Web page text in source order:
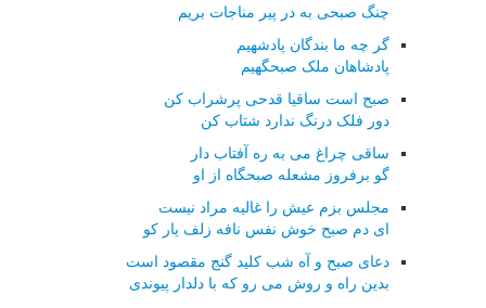
چنگ صبحی به در پیر مناجات بریم
گر چه ما بندگان پادشهیم
پادشاهان ملک صبحگهیم
صبح است ساقیا قدحی پرشراب کن
دور فلک درنگ ندارد شتاب کن
ساقی چراغ می به ره آفتاب دار
گو برفروز مشعله صبحگاه از او
مجلس بزم عیش را غالیه مراد نیست
ای دم صبح خوش نفس نافه زلف یار کو
دعای صبح و آه شب کلید گنج مقصود است
بدین راه و روش می رو که با دلدار پیوندی